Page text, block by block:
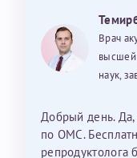
Хотелось бы
Ринату
мы ему
исполнилось
волшебник,
мечту.
Врач
высшей
наук,
Добрый день.
по ОМС.
репродуктолога